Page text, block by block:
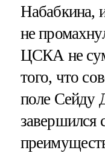
Набабкина,
не
ЦСКА не
того, что
поле Сейду
завершился